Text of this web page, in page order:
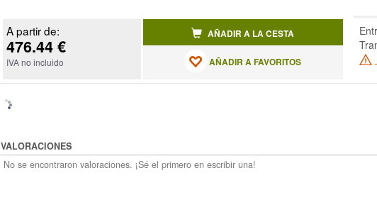
A partir de:
476.44 €
IVA no incluido
AÑADIR A LA CESTA
AÑADIR A FAVORITOS
VALORACIONES
No se encontraron valoraciones. ¡Sé el primero en escribir una!